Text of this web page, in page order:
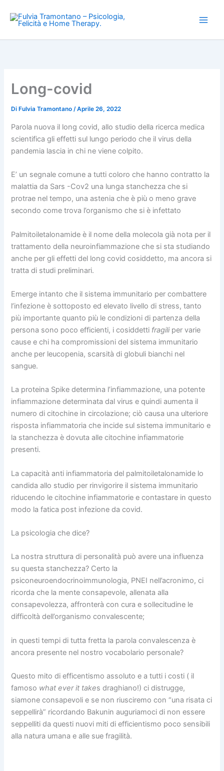
contenuto
Long-covid
Di Fulvia Tramontano/Aprile 26, 2022
Parola nuova il long covid, allo studio della ricerca medica
scientifica gli effetti sul lungo periodo che il virus della
pandemia lascia in chi ne viene colpito.
E’ un segnale comune a tutti coloro che hanno contratto la
malattia da Sars -Cov2 una lunga stanchezza che si
protrae nel tempo, una astenia che è più o meno grave
secondo come trova l’organismo che si è infettato
Palmitoiletalonamide è il nome della molecola già nota per il
trattamento della neuroinfiammazione che si sta studiando
anche per gli effetti del long covid cosiddetto, ma ancora si
tratta di studi preliminari.
Emerge intanto che il sistema immunitario per combattere
l’infezione è sottoposto ed elevato livello di stress, tanto
più importante quanto più le condizioni di partenza della
persona sono poco efficienti, i cosiddetti fragiliper varie
cause e chi ha compromissioni del sistema immunitario
anche per leucopenia, scarsità di globuli bianchi nel
sangue.
La proteina Spike determina l’infiammazione, una potente
infiammazione determinata dal virus e quindi aumenta il
numero di citochine in circolazione; ciò causa una ulteriore
risposta infiammatoria che incide sul sistema immunitario e
la stanchezza è dovuta alle citochine infiammatorie
presenti.
La capacità anti infiammatoria del palmitoiletalonamide lo
candida allo studio per rinvigorire il sistema immunitario
riducendo le citochine infiammatorie e contastare in questo
modo la fatica post infezione da covid.
La psicologia che dice?
La nostra struttura di personalità può avere una influenza
su questa stanchezza? Certo la
psiconeuroendocrinoimmunologia, PNEI nell’acronimo, ci
ricorda che la mente consapevole, allenata alla
consapevolezza, affronterà con cura e sollecitudine le
difficoltà dell’organismo convalescente;
in questi tempi di tutta fretta la parola convalescenza è
ancora presente nel nostro vocabolario personale?
Questo mito di efficentismo assoluto e a tutti i costi ( il
famoso what ever it takes draghiano!) ci distrugge,
siamone consapevoli e se non riusciremo con “una risata ci
seppellirà” ricordando Bakunin auguriamoci di non essere
seppelliti da questi nuovi miti di efficientismo poco sensibili
alla natura umana e alle sue fragilità.